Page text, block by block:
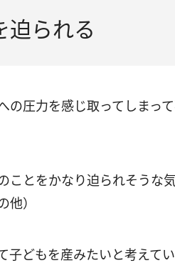
迫られる
の圧力を感じ取ってしまっ
ことをかなり迫られそうな
他）
子どもを産みたいと考えて